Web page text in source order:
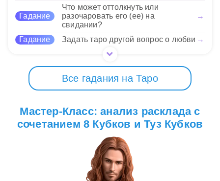
10 Нравится
Гадание
Что может оттолкнуть или
разочаровать его (ее) на
свидании?
→
Гадание Задать таро другой вопрос о любви →
Все гадания на Таро
Мастер-Класс: анализ расклада с
сочетанием 8 Кубков и Туз Кубков